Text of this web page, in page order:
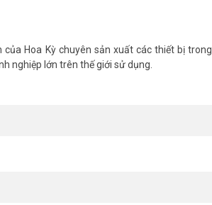
của Hoa Kỳ chuyên sản xuất các thiết bị
nghiệp lớn trên thế giới sử dụng.